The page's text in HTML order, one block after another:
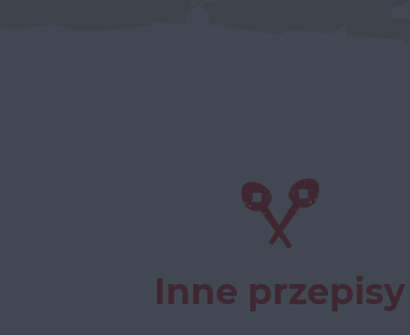
Inne przepisy